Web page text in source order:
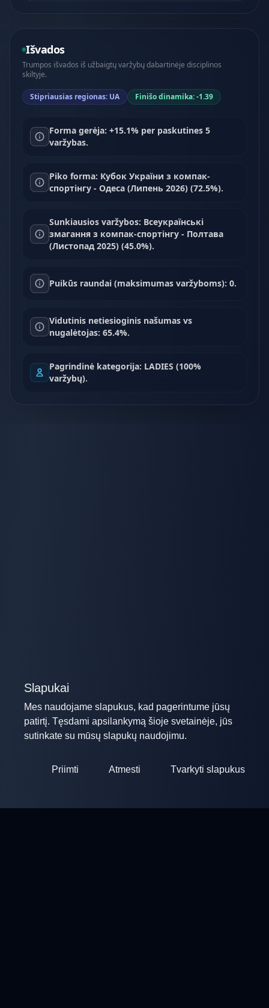
Išvados
Trumpos išvados iš užbaigtų varžybų dabartinėje disciplinos
skiltyje.
Stipriausias regionas: UA Finišo dinamika: -1.39
Forma gerėja: +15.1% per paskutines 5
varžybas.
Piko forma: Кубок України з компак-
спортінгу - Одеса (Липень 2026) (72.5%).
Sunkiausios varžybos: Всеукраїнські
змагання з компак-спортінгу - Полтава
(Листопад 2025) (45.0%).
Puikūs raundai (maksimumas varžyboms): 0.
Vidutinis netiesioginis našumas vs
nugalėtojas: 65.4%.
Pagrindinė kategorija: LADIES (100%
varžybų).
Slapukai
Mes naudojame slapukus, kad pagerintume jūsų
patirtį. Tęsdami apsilankymą šioje svetainėje, jūs
sutinkate su mūsų slapukų naudojimu.
Priimti Atmesti Tvarkyti slapukus